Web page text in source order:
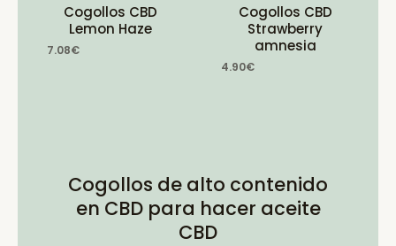
Cogollos CBD
Lemon Haze
7.08€
Cogollos CBD
Strawberry
amnesia
4.90€
Cogollos de alto contenido
en CBD para hacer aceite
CBD